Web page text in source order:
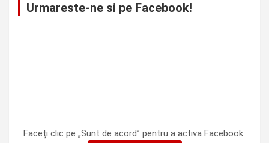
Urmareste-ne si pe Facebook!
Faceți clic pe „Sunt de acord” pentru a activa Facebook